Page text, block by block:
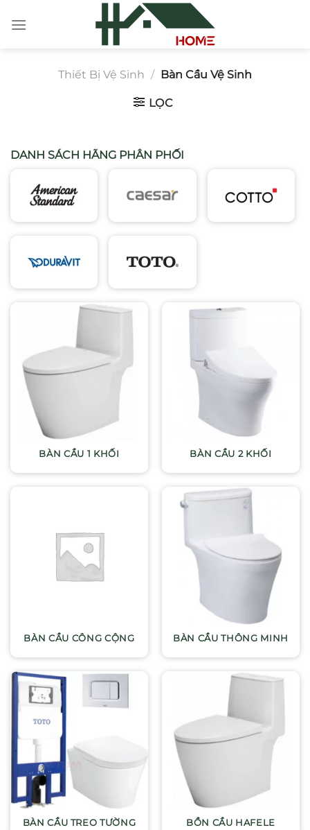
đến
Thiết Bị Vệ Sinh / Bàn Cầu Vệ Sinh
LỌC
DANH SÁCH HÃNG PHÂN PHỐI
BÀN CẦU 1 KHỐI BÀN CẦU 2 KHỐI
BÀN CẦU CÔNG CỘNG BÀN CẦU THÔNG MINH
BÀN CẦU TREO TƯỜNG BỒN CẦU HAFELE